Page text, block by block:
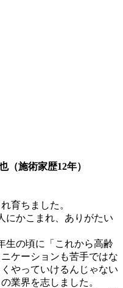
（施術家歴12年）
育ちました。
にかこまれ、ありがたい
生の頃に「これから高齢
ケーションも苦手ではな
やっていけるんじゃない
業界を志しました。